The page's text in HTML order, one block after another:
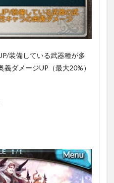
装備している武器種が多
ダメージUP（最大20%）